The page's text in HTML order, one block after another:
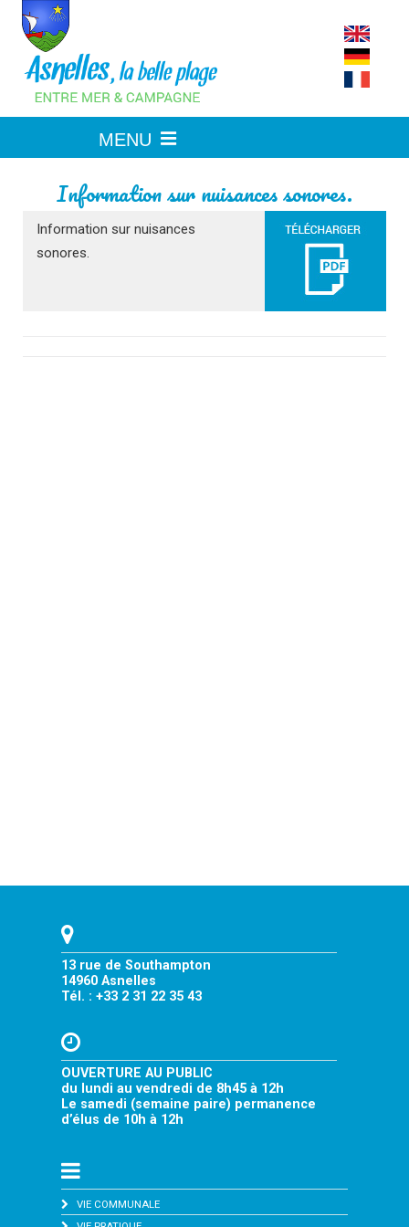
content
Information sur nuisances sonores.
Information sur nuisances
sonores.
13 rue de Southampton
14960 Asnelles
Tél. : +33 2 31 22 35 43
OUVERTURE AU PUBLIC
du lundi au vendredi de 8h45 à 12h
Le samedi (semaine paire) permanence
d’élus de 10h à 12h
VIE COMMUNALE